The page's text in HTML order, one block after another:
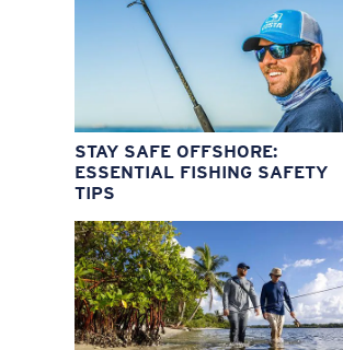
STAY SAFE OFFSHORE:
ESSENTIAL FISHING SAFETY
TIPS